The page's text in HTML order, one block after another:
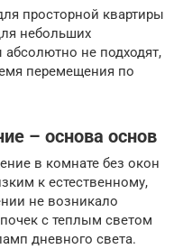
просторной квартиры
небольших
не подходят,
перемещения по
– основа основ
в комнате без окон
к естественному,
не возникало
с теплым светом
дневного света.